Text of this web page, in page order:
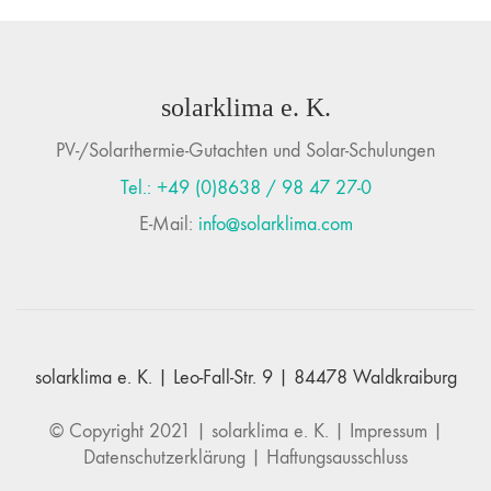
solarklima e. K.
PV-/Solarthermie-Gutachten und Solar-Schulungen
Tel.: +49 (0)8638 / 98 47 27-0
E-Mail: info@solarklima.com
solarklima e. K. | Leo-Fall-Str. 9 | 84478 Waldkraiburg
© Copyright 2021 | solarklima e. K. | Impressum |
Datenschutzerklärung | Haftungsausschluss